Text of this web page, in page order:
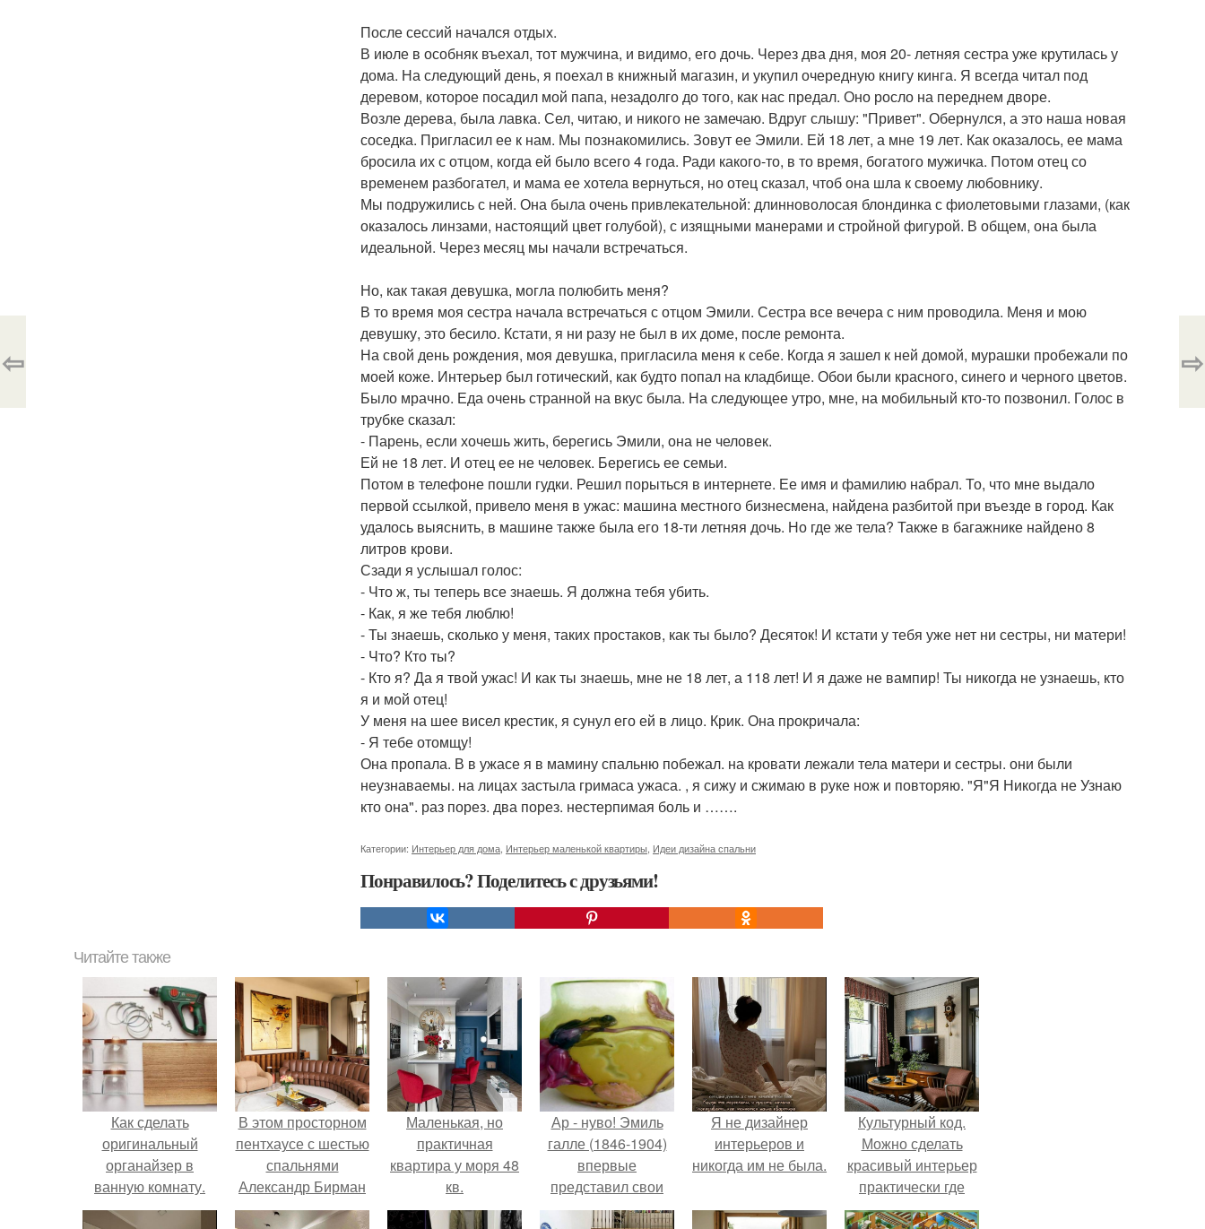
После сессий начался отдых.
В июле в особняк въехал, тот мужчина, и видимо, его дочь. Через два дня, моя 20- летняя сестра уже крутилась у
дома. На следующий день, я поехал в книжный магазин, и укупил очередную книгу кинга. Я всегда читал под
деревом, которое посадил мой папа, незадолго до того, как нас предал. Оно росло на переднем дворе.
Возле дерева, была лавка. Сел, читаю, и никого не замечаю. Вдруг слышу: "Привет". Обернулся, а это наша новая
соседка. Пригласил ее к нам. Мы познакомились. Зовут ее Эмили. Ей 18 лет, а мне 19 лет. Как оказалось, ее мама
бросила их с отцом, когда ей было всего 4 года. Ради какого-то, в то время, богатого мужичка. Потом отец со
временем разбогател, и мама ее хотела вернуться, но отец сказал, чтоб она шла к своему любовнику.
Мы подружились с ней. Она была очень привлекательной: длинноволосая блондинка с фиолетовыми глазами, (как
оказалось линзами, настоящий цвет голубой), с изящными манерами и стройной фигурой. В общем, она была
идеальной. Через месяц мы начали встречаться.
Но, как такая девушка, могла полюбить меня?
В то время моя сестра начала встречаться с отцом Эмили. Сестра все вечера с ним проводила. Меня и мою
девушку, это бесило. Кстати, я ни разу не был в их доме, после ремонта.
На свой день рождения, моя девушка, пригласила меня к себе. Когда я зашел к ней домой, мурашки пробежали по
моей коже. Интерьер был готический, как будто попал на кладбище. Обои были красного, синего и черного цветов.
Было мрачно. Еда очень странной на вкус была. На следующее утро, мне, на мобильный кто-то позвонил. Голос в
трубке сказал:
- Парень, если хочешь жить, берегись Эмили, она не человек.
Ей не 18 лет. И отец ее не человек. Берегись ее семьи.
Потом в телефоне пошли гудки. Решил порыться в интернете. Ее имя и фамилию набрал. То, что мне выдало
первой ссылкой, привело меня в ужас: машина местного бизнесмена, найдена разбитой при въезде в город. Как
удалось выяснить, в машине также была его 18-ти летняя дочь. Но где же тела? Также в багажнике найдено 8
литров крови.
Сзади я услышал голос:
- Что ж, ты теперь все знаешь. Я должна тебя убить.
- Как, я же тебя люблю!
- Ты знаешь, сколько у меня, таких простаков, как ты было? Десяток! И кстати у тебя уже нет ни сестры, ни матери!
- Что? Кто ты?
- Кто я? Да я твой ужас! И как ты знаешь, мне не 18 лет, а 118 лет! И я даже не вампир! Ты никогда не узнаешь, кто
я и мой отец!
У меня на шее висел крестик, я сунул его ей в лицо. Крик. Она прокричала:
- Я тебе отомщу!
Она пропала. В в ужасе я в мамину спальню побежал. на кровати лежали тела матери и сестры. они были
неузнаваемы. на лицах застыла гримаса ужаса. , я сижу и сжимаю в руке нож и повторяю. "Я"Я Никогда не Узнаю
кто она". раз порез. два порез. нестерпимая боль и …….
Категории: Интерьер для дома Интерьер маленькой квартиры Идеи дизайна спальни
Понравилось? Поделитесь с друзьями!
⇦ ⇨
Читайте также
Как сделать
оригинальный
органайзер в
ванную комнату.
В этом просторном
пентхаусе с шестью
спальнями
Александр Бирман
живет со своей
Маленькая, но
практичная
квартира у моря 48
кв.
Ар - нуво! Эмиль
галле (1846-1904)
впервые
представил свои
работы широкой
Я не дизайнер
интерьеров и
никогда им не была.
Культурный код.
Можно сделать
красивый интерьер
практически где
угодно.